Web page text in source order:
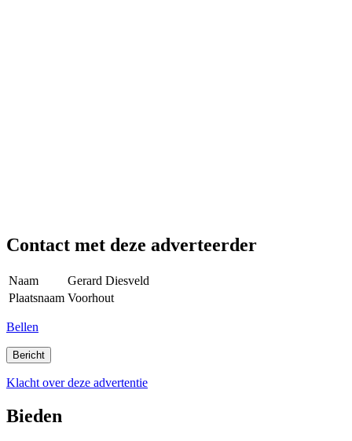
Contact met deze adverteerder
Naam
Gerard Diesveld
Plaatsnaam Voorhout
Bellen
Klacht over deze advertentie
Bieden